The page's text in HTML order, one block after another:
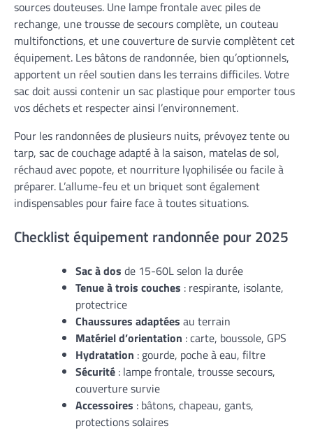
sources douteuses. Une lampe frontale avec piles de
rechange, une trousse de secours complète, un couteau
multifonctions, et une couverture de survie complètent cet
équipement. Les bâtons de randonnée, bien qu’optionnels,
apportent un réel soutien dans les terrains difficiles. Votre
sac doit aussi contenir un sac plastique pour emporter tous
vos déchets et respecter ainsi l’environnement.
Pour les randonnées de plusieurs nuits, prévoyez tente ou
tarp, sac de couchage adapté à la saison, matelas de sol,
réchaud avec popote, et nourriture lyophilisée ou facile à
préparer. L’allume-feu et un briquet sont également
indispensables pour faire face à toutes situations.
Checklist équipement randonnée pour 2025
Sac à dos de 15-60L selon la durée
Tenue à trois couches : respirante, isolante,
protectrice
Chaussures adaptées au terrain
Matériel d’orientation : carte, boussole, GPS
Hydratation : gourde, poche à eau, filtre
Sécurité : lampe frontale, trousse secours,
couverture survie
Accessoires : bâtons, chapeau, gants,
protections solaires